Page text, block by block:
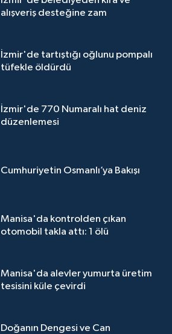
alışveriş desteğine zam
İzmir'de tartıştığı oğlunu pompalı
tüfekle öldürdü
İzmir'de 770 Numaralı hat deniz
düzenlemesi
Cumhuriyetin Osmanlı’ya Bakışı
Manisa'da kontrolden çıkan
otomobil takla attı: 1 ölü
Manisa'da alevler yumurta üretim
tesisini küle çevirdi
Doğanın Dengesi ve Can